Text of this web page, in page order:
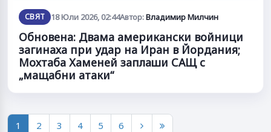
СВЯТ 18 Юли 2026, 02:44Автор:Владимир Милчин
Обновена: Двама американски войници
загинаха при удар на Иран в Йордания;
Мохтаба Хаменей заплаши САЩ с
„мащабни атаки“
1 2 3 4 5 6